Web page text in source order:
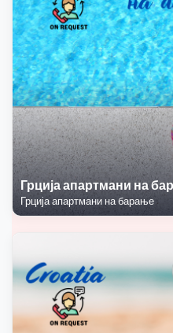
Грција апартмани на
Грција апартмани на барање